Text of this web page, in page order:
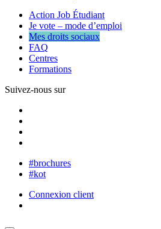
Action Job Étudiant
Je vote – mode d’emploi
Mes droits sociaux
FAQ
Centres
Formations
Suivez-nous sur
#brochures
#kot
Connexion client